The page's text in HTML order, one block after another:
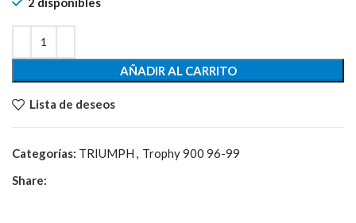
AÑADIR AL CARRITO
Lista de deseos
Categorías: TRIUMPH , Trophy 900 96-99
Share: